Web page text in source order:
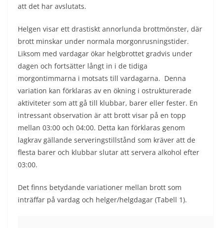
att det har avslutats.
Helgen visar ett drastiskt annorlunda brottmönster, där
brott minskar under normala morgonrusningstider.
Liksom med vardagar ökar helgbrottet gradvis under
dagen och fortsätter långt in i de tidiga
morgontimmarna i motsats till vardagarna. Denna
variation kan förklaras av en ökning i ostrukturerade
aktiviteter som att gå till klubbar, barer eller fester. En
intressant observation är att brott visar på en topp
mellan 03:00 och 04:00. Detta kan förklaras genom
lagkrav gällande serveringstillstånd som kräver att de
flesta barer och klubbar slutar att servera alkohol efter
03:00.
Det finns betydande variationer mellan brott som
inträffar på vardag och helger/helgdagar (Tabell 1).